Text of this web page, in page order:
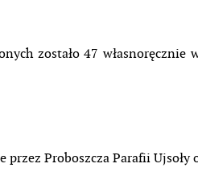
zostało 47 własnoręcznie
Proboszcza Parafii Ujsoły